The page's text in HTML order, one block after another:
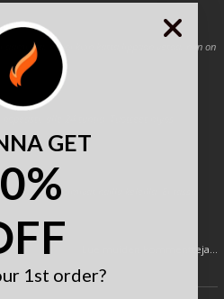
ei voi kuin kättä lippaan vetää, niin on
alle 24 tuntia. Tuotteet myös
käsineet toimivat näillä keleillä. Ei tässä
Lue muiden kommentteja...
GET
1st order?